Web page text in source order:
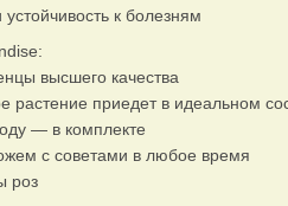
к болезням
высшего качества
растение приедет в идеальном
— в комплекте
с советами в любое время
роз